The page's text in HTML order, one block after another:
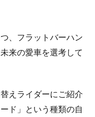
、フラットバーハン
来の愛車を選考して
えライダーにご紹介
ド」という種類の自